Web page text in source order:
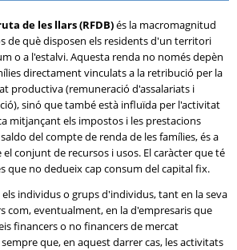
de les llars (RFDB)és la macromagnitud
de què disposen els residents d'un territori
o a l'estalvi. Aquesta renda no només depèn
directament vinculats a la retribució per la
productiva (remuneració d'assalariats i
sinó que també està influïda per l'activitat
mitjançant els impostos i les prestacions
del compte de renda de les famílies, és a
conjunt de recursos i usos. El caràcter que té
que no dedueix cap consum del capital fix.
individus o grups d'individus, tant en la seva
com, eventualment, en la d'empresaris que
financers o no financers de mercat
que, en aquest darrer cas, les activitats